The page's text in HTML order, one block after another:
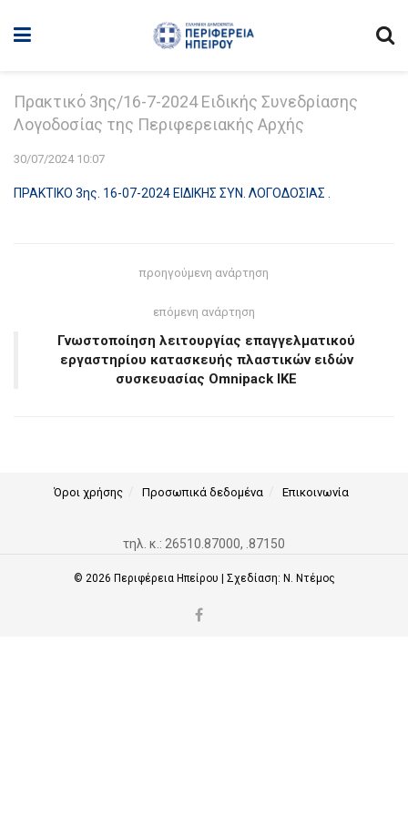
Πρακτικό 3ης/16-7-2024 Ειδικής Συνεδρίασης
Λογοδοσίας της Περιφερειακής Αρχής
30/07/2024 10:07
ΠΡΑΚΤΙΚΟ 3ης. 16-07-2024 ΕΙΔΙΚΗΣ ΣΥΝ. ΛΟΓΟΔΟΣΙΑΣ .
προηγούμενη ανάρτηση
επόμενη ανάρτηση
Γνωστοποίηση λειτουργίας επαγγελματικού
εργαστηρίου κατασκευής πλαστικών ειδών
συσκευασίας Omnipack IKE
Όροι χρήσης Προσωπικά δεδομένα Επικοινωνία
τηλ. κ.: 26510.87000, .87150
© 2026 Περιφέρεια Ηπείρου | Σχεδίαση: Ν. Ντέμος